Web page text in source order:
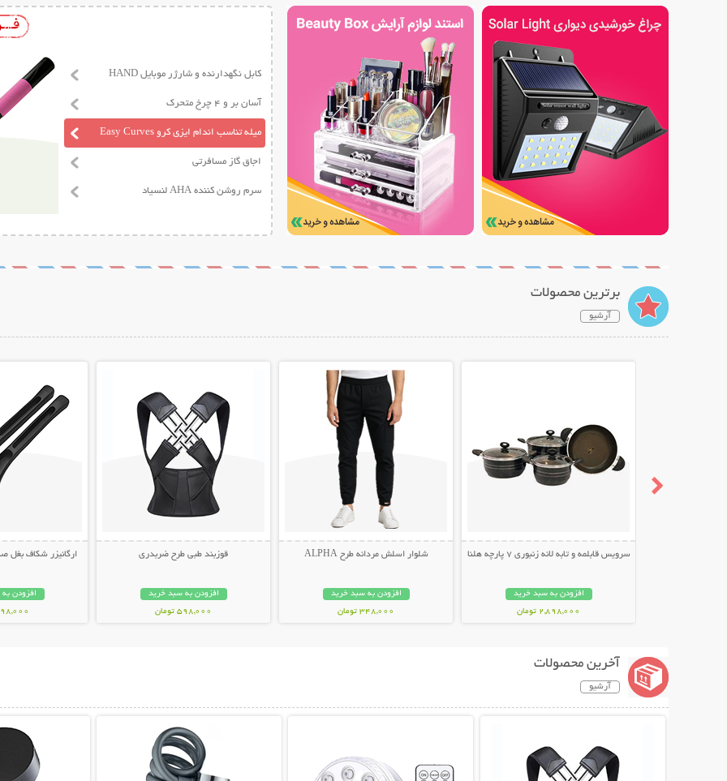
کابل نگهدارنده و شارژر موبایل HAND
آسان بر و 4 چرخ متحرک
میله تناسب اندام ایزی کرو Easy Curves
اجاق گاز مسافرتی
سرم روشن کننده AHA لنسیاد
برترین محصولات
آرشیو
سرویس قابلمه و تابه لانه زنبوری 7 پارچه هلنا
افزودن به سبد خرید
2,898,000 تومان
شلوار اسلش مردانه طرح ALPHA
افزودن به سبد خرید
348,000 تومان
قوزبند طبی طرح ضربدری
افزودن به سبد خرید
598,000 تومان
ارگانیزر شکاف بغل
افزودن
498,000
آخرین محصولات
آرشیو